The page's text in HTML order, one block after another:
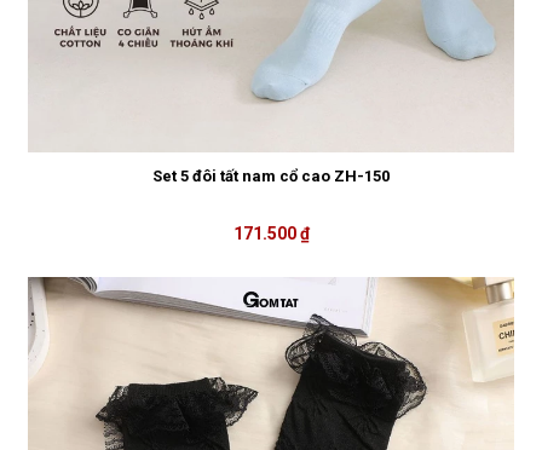
Set 5 đôi tất nam cổ cao ZH-150
171.500 ₫